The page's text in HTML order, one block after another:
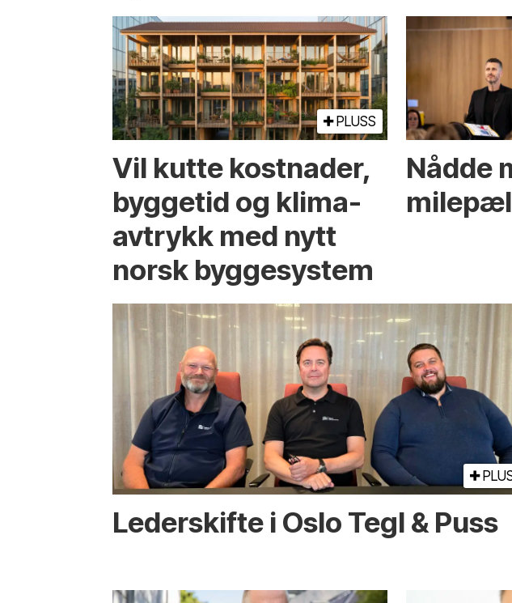
PLUSS
Vil kutte kostnader,
byggetid og klima­
avtrykk med nytt
norsk bygge­system
Nådde
Lederskifte i Oslo Tegl & Puss